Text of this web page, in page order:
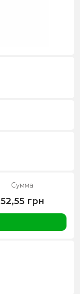
Сумма
52,55 грн